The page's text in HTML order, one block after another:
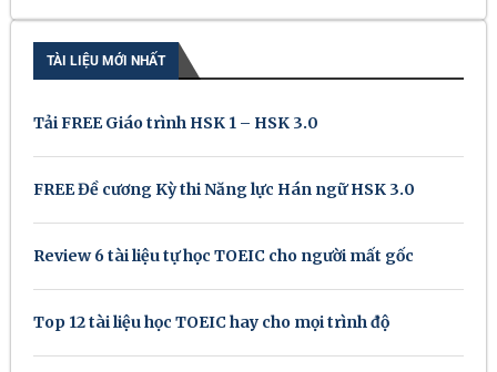
TÀI LIỆU MỚI NHẤT
Tải FREE Giáo trình HSK 1 – HSK 3.0
FREE Đề cương Kỳ thi Năng lực Hán ngữ HSK 3.0
Review 6 tài liệu tự học TOEIC cho người mất gốc
Top 12 tài liệu học TOEIC hay cho mọi trình độ